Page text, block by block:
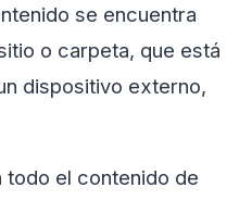
se encuentra
o carpeta, que está
dispositivo externo,
el contenido de